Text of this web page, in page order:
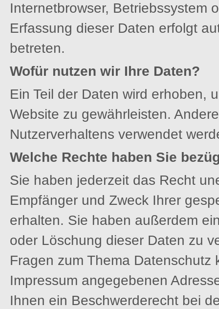
Internetbrowser, Betriebssystem
Erfassung dieser Daten erfolgt
betreten.
Wofür nutzen wir Ihre Daten?
Ein Teil der Daten wird erhoben,
Website zu gewährleisten.
Nutzerverhaltens verwendet
Welche Rechte haben Sie
Sie haben jederzeit das Recht
Empfänger und Zweck Ihrer
erhalten. Sie haben außerdem
oder Löschung dieser Daten zu
Fragen zum Thema
Impressum angegebenen
Ihnen ein Beschwerderecht bei